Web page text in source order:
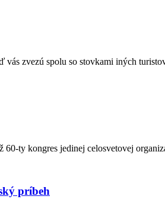
zvezú spolu so stovkami iných
ty kongres jedinej celosvetovej
príbeh